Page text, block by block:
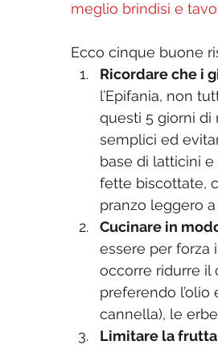
meglio brindisi e
Ecco cinque buone
Ricordare che i
l’Epifania, non
questi 5 giorni di
semplici ed
base di latticini
fette biscottate,
pranzo leggero
Cucinare in
essere per forza
occorre ridurre il
preferendo l’olio
cannella), le
Limitare la